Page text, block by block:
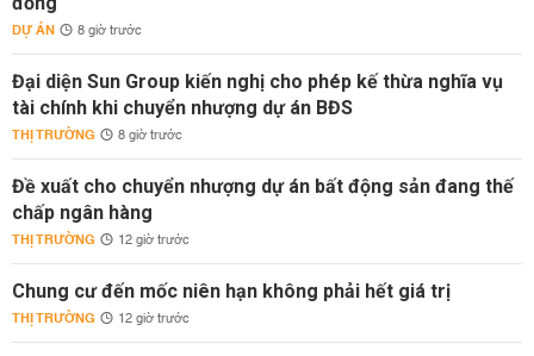
DỰ ÁN 8 giờ trước
Đại diện Sun Group kiến nghị cho phép kế thừa nghĩa vụ
tài chính khi chuyển nhượng dự án BĐS
THỊ TRƯỜNG 8 giờ trước
Đề xuất cho chuyển nhượng dự án bất động sản đang thế
chấp ngân hàng
THỊ TRƯỜNG 12 giờ trước
Chung cư đến mốc niên hạn không phải hết giá trị
THỊ TRƯỜNG 12 giờ trước